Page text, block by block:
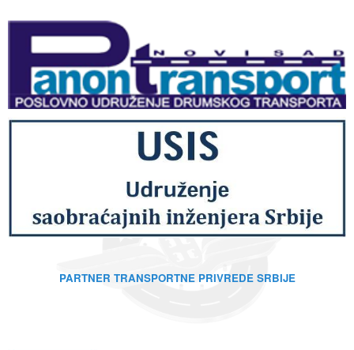
PARTNER TRANSPORTNE PRIVREDE SRBIJE